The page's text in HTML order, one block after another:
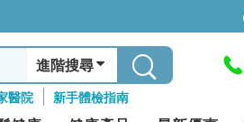
進階搜尋
醫院 新手體檢指南